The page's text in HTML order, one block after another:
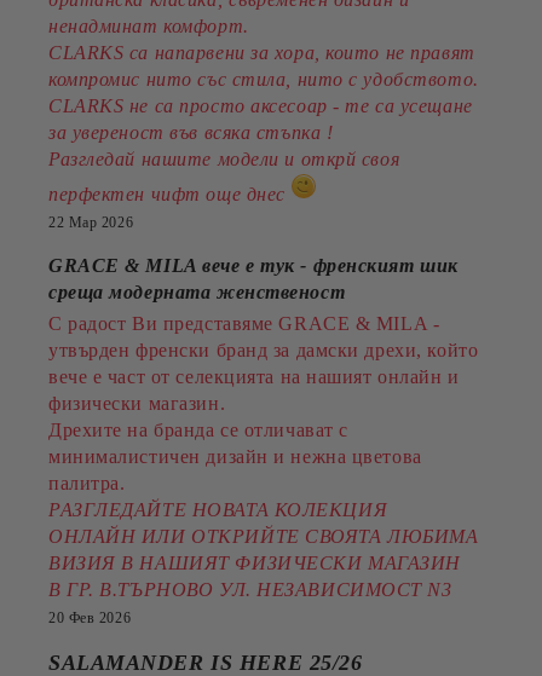
ненадминат комфорт.
CLARKS са напарвени за хора, които не правят
компромис нито със стила, нито с удобството.
CLARKS не са просто аксесоар - те са усещане
за увереност във всяка стъпка !
Разгледай нашите модели и открй своя
перфектен чифт още днес
22 Мар 2026
GRACE & MILA вече е тук - френският шик
среща модерната женственост
С радост Ви представяме GRACE & MILA -
утвърден френски бранд за дамски дрехи, който
вече е част от селекцията на нашият онлайн и
физически магазин.
Дрехите на бранда се отличават с
минималистичен дизайн и нежна цветова
палитра.
РАЗГЛЕДАЙТЕ НОВАТА КОЛЕКЦИЯ
ОНЛАЙН ИЛИ ОТКРИЙТЕ СВОЯТА ЛЮБИМА
ВИЗИЯ В НАШИЯТ ФИЗИЧЕСКИ МАГАЗИН
В ГР. В.ТЪРНОВО УЛ. НЕЗАВИСИМОСТ N3
20 Фев 2026
SALAMANDER IS HERE 25/26